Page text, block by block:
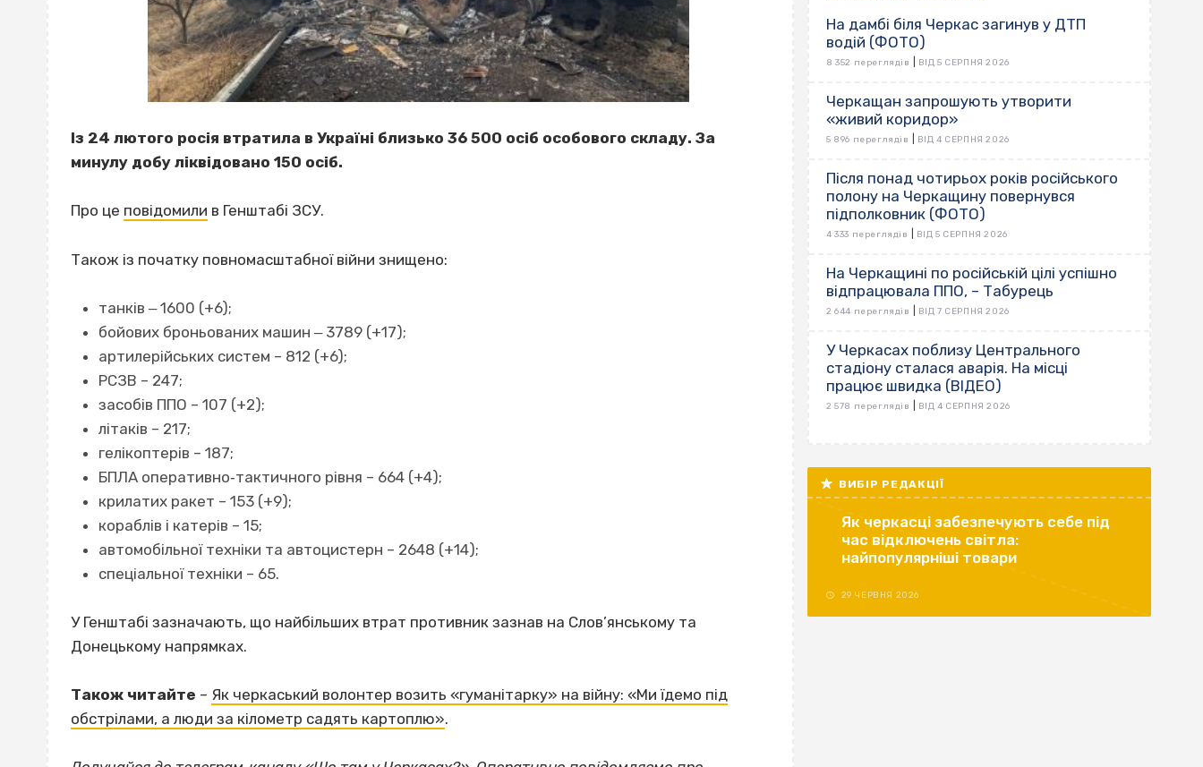
Із 24 лютого росія втратила в Україні близько 36 500 осіб особового складу. За
минулу добу ліквідовано 150 осіб.
Про це повідомили в Генштабі ЗСУ.
Також із початку повномасштабної війни знищено:
танків ‒ 1600 (+6);
бойових броньованих машин ‒ 3789 (+17);
артилерійських систем – 812 (+6);
РСЗВ – 247;
засобів ППО – 107 (+2);
літаків – 217;
гелікоптерів – 187;
БПЛА оперативно‐тактичного рівня – 664 (+4);
крилатих ракет – 153 (+9);
кораблів і катерів – 15;
автомобільної техніки та автоцистерн – 2648 (+14);
спеціальної техніки – 65.
У Генштабі зазначають, що найбільших втрат противник зазнав на Слов’янському та
Донецькому напрямках.
Також читайте – Як черкаський волонтер возить «гуманітарку» на війну: «Ми їдемо під
обстрілами, а люди за кілометр садять картоплю».
На дамбі біля Черкас загинув у ДТП
водій (ФОТО)
8 352 переглядів ВІД 5 СЕРПНЯ 2026
Черкащан запрошують утворити
«живий коридор»
5 896 переглядів ВІД 4 СЕРПНЯ 2026
Після понад чотирьох років російського
полону на Черкащину повернувся
підполковник (ФОТО)
4 333 переглядів ВІД 5 СЕРПНЯ 2026
На Черкащині по російській цілі успішно
відпрацювала ППО, – Табурець
2 644 переглядів ВІД 7 СЕРПНЯ 2026
У Черкасах поблизу Центрального
стадіону сталася аварія. На місці
працює швидка (ВІДЕО)
2 578 переглядів ВІД 4 СЕРПНЯ 2026
ВИБІР РЕДАКЦІЇ
Як черкасці забезпечують себе під
час відключень світла:
найпопулярніші товари
29 ЧЕРВНЯ 2026